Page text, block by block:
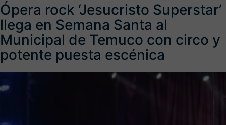
Ópera rock ‘Jesucristo Superstar’
llega en Semana Santa al
Municipal de Temuco con circo y
potente puesta escénica